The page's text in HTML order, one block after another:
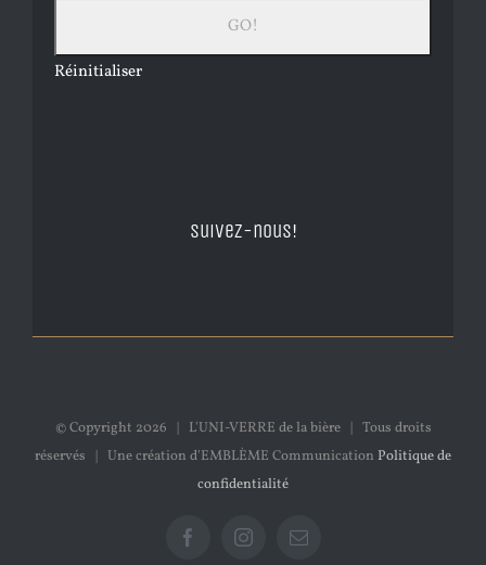
Réinitialiser
Suivez-nous!
© Copyright 2026 | L'UNI-VERRE de la bière | Tous droits
réservés | Une création d'EMBLÈME Communication Politique de
confidentialité
FacebookInstagramEmail